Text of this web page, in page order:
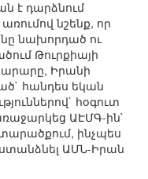
է դարձնում
նշենք, որ
նախորդած ու
Թուրքիայի
Իրանի
հանդես եկան
հօգուտ
ԱԷՄԳ-ին`
ինչպես
ստանձնել ԱՄՆ-Իրան